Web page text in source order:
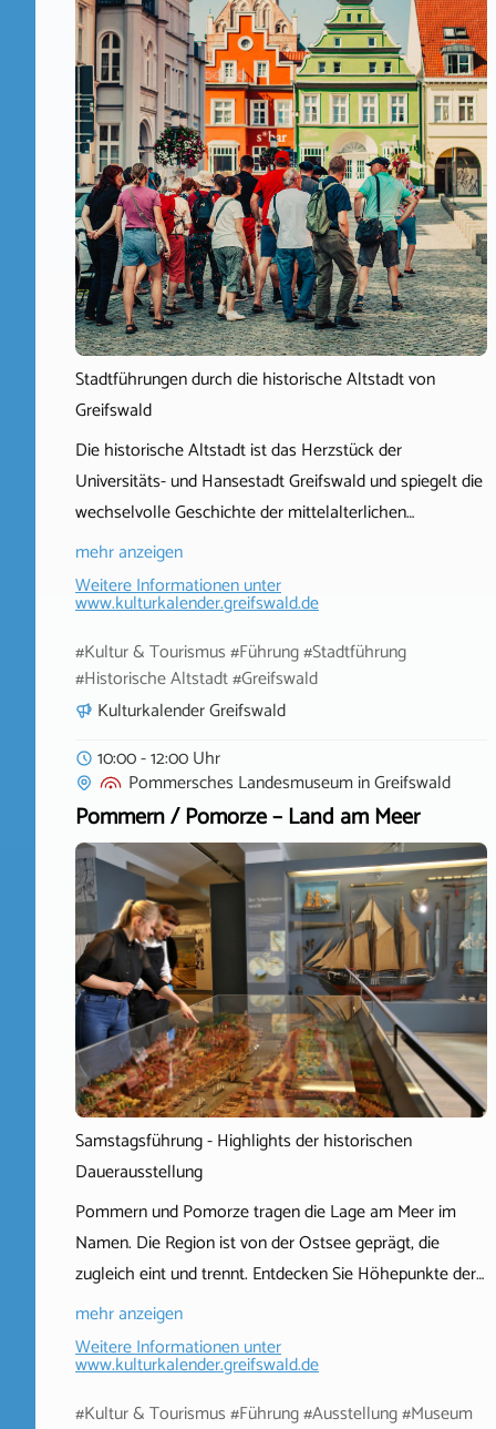
Stadtführungen durch die historische Altstadt von
Greifswald
Die historische Altstadt ist das Herzstück der
Universitäts- und Hansestadt Greifswald und spiegelt die
wechselvolle Geschichte der mittelalterlichen…
mehr anzeigen
Weitere Informationen unter
www.kulturkalender.greifswald.de
#Kultur & Tourismus #Führung #Stadtführung
#Historische Altstadt #Greifswald
Kulturkalender Greifswald
10:00 - 12:00 Uhr
Pommersches LandesmuseuminGreifswald
Pommern / Pomorze – Land am Meer
Samstagsführung - Highlights der historischen
Dauerausstellung
Pommern und Pomorze tragen die Lage am Meer im
Namen. Die Region ist von der Ostsee geprägt, die
zugleich eint und trennt. Entdecken Sie Höhepunkte der…
mehr anzeigen
Weitere Informationen unter
www.kulturkalender.greifswald.de
#Kultur & Tourismus #Führung #Ausstellung #Museum